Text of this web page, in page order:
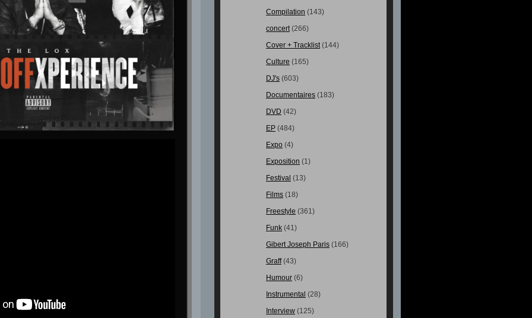
Compilation (143)
concert(266)
Cover + Tracklist(144)
Culture (165)
DJ's (603)
Documentaires (183)
DVD (42)
EP (484)
Expo (4)
Exposition (1)
Festival (13)
Films (18)
Freestyle (361)
Funk (41)
Gibert Joseph Paris (166)
Graff(43)
Humour (6)
Instrumental (28)
Interview (125)